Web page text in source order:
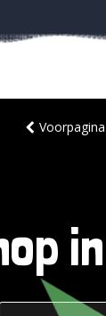
Voorpagina